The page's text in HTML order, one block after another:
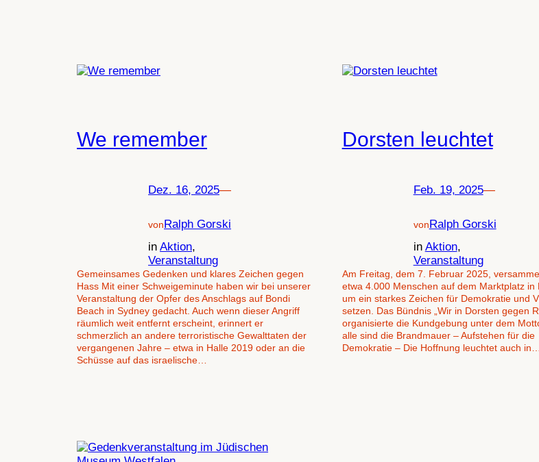
We remember
Dez. 16, 2025—
vonRalph Gorski
in Aktion
Veranstaltung
Gemeinsames Gedenken und klares Zeichen gegen
Hass Mit einer Schweigeminute haben wir bei unserer
Veranstaltung der Opfer des Anschlags auf Bondi
Beach in Sydney gedacht. Auch wenn dieser Angriff
räumlich weit entfernt erscheint, erinnert er
schmerzlich an andere terroristische Gewalttaten der
vergangenen Jahre – etwa in Halle 2019 oder an die
Schüsse auf das israelische…
Dorsten leuchtet
Feb. 19, 2025—
vonRalph Gorski
in Aktion
Veranstaltung
Am Freitag, dem 7. Februar 2025,
etwa 4.000 Menschen auf dem Marktplatz in
um ein starkes Zeichen für Demokratie und
setzen. Das Bündnis „Wir in Dorsten gegen
organisierte die Kundgebung unter dem
alle sind die Brandmauer – Aufstehen für die
Demokratie – Die Hoffnung leuchtet auch in…